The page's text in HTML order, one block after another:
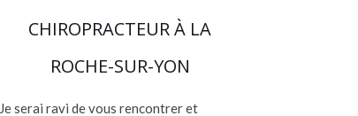
CHIROPRACTEUR À LA
ROCHE-SUR-YON
Je serai ravi de vous rencontrer et